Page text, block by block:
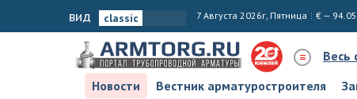
вид 7 Августа 2026г, Пятница € —
Весь
Новости
Вестник арматуростроителя